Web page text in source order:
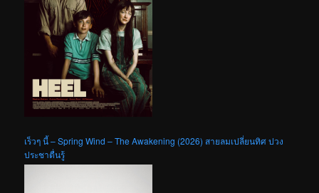
เร็วๆ นี้ – Spring Wind – The Awakening (2026) สายลมเปลี่ยนทิศ ปวง
ประชาตื่นรู้